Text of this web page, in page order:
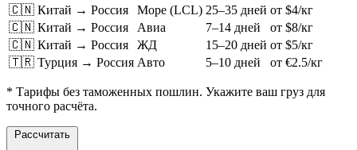
🇨🇳 Китай → Россия
Море (LCL) 25–35 дней от $4/кг
🇨🇳 Китай → Россия
Авиа 7–14 дней
от $8/кг
🇨🇳 Китай → Россия
ЖД 15–20 дней от $5/кг
🇹🇷 Турция → Россия Авто 5–10 дней от €2.5/кг
* Тарифы без таможенных пошлин. Укажите ваш груз для
точного расчёта.
Рассчитать